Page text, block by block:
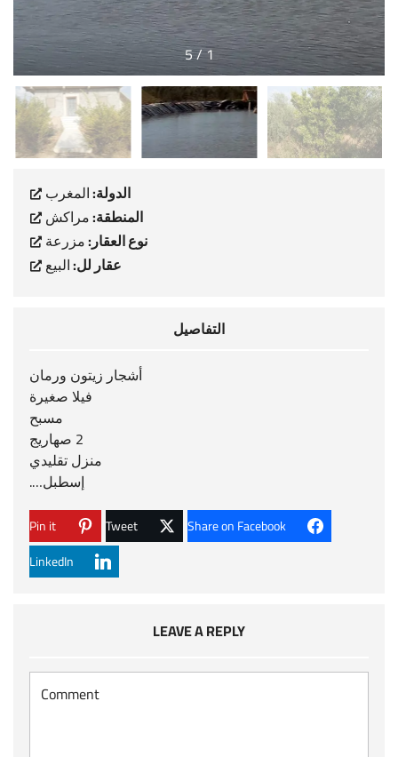
1
/
5
الدولة:المغرب
المنطقة:مراكش
نوع العقار:مزرعة
عقار لل:البيع
التفاصيل
أشجار زيتون ورمان
فيلا صغيرة
مسبح
2 صهاريج
منزل تقليدي
إسطبل….
Share on Facebook
Tweet
Pin it
LinkedIn
LEAVE A REPLY